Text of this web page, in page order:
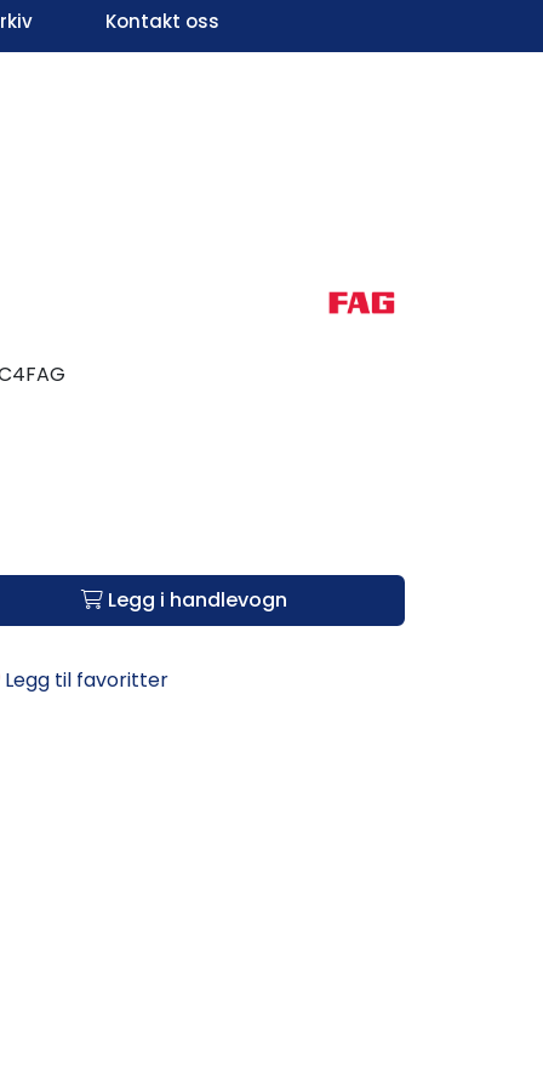
Infosenter
Kontakt oss
Legg i handlevogn
Legg til favoritter